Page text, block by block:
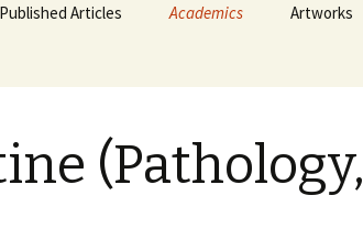
Mutation
Published Articles Academics
BSMMU)
Histopathology Cases
Artworks
(Pathology,